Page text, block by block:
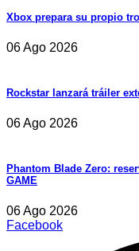
Xbox prepara su propio
06 Ago 2026
Rockstar lanzará tráiler
06 Ago 2026
Phantom Blade Zero:
GAME
06 Ago 2026
Facebook